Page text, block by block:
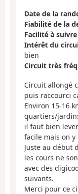
Date de la
Fiabilité de la
Facilité à
Intérêt du
bien
Circuit très
Circuit allongé
puis raccourci
Environ 15-16
quartiers/
il faut bien
facile mais on y
Juste au début
les cours ne
avec des
suivants.
Merci pour ce